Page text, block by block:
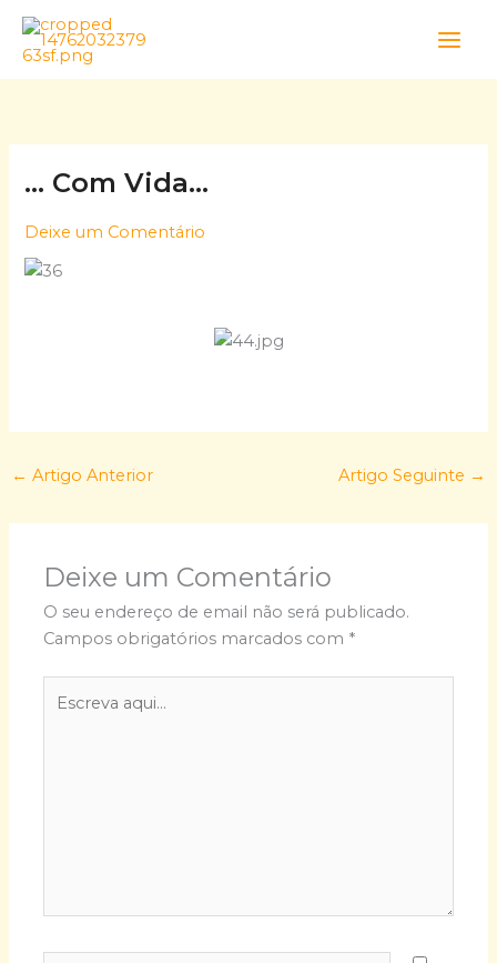
Skip
content
… Com Vida…
Deixe um Comentário
← Artigo Anterior Artigo Seguinte →
Deixe um Comentário
O seu endereço de email não será publicado.
Campos obrigatórios marcados com *
aqui...